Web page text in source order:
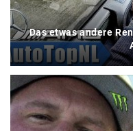
Das etwas andere